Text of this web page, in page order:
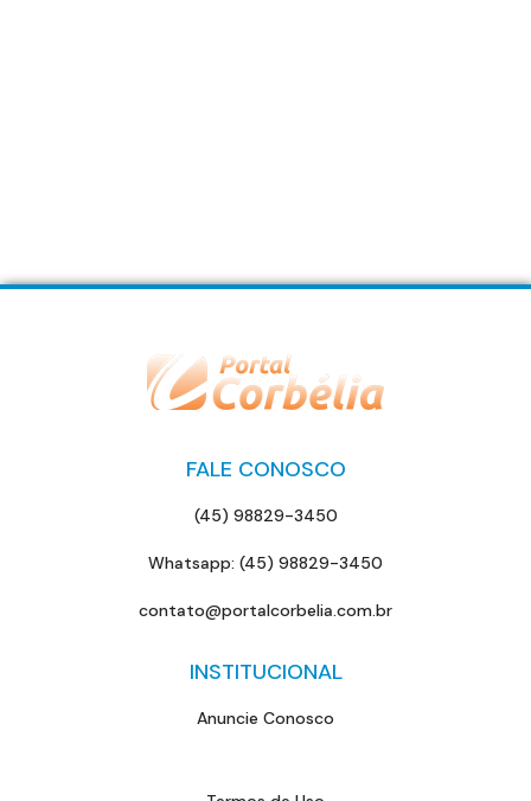
FALE CONOSCO
(45) 98829-3450
Whatsapp: (45) 98829-3450
contato@portalcorbelia.com.br
INSTITUCIONAL
Anuncie Conosco